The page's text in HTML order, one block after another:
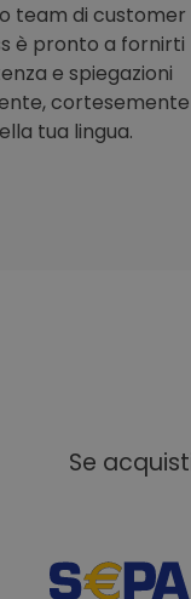
team di customer
è pronto a fornirti
e spiegazioni
tua lingua.
Se